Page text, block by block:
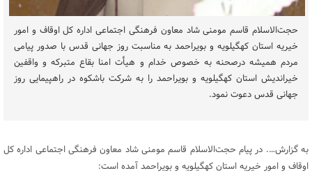
حجت‌الاسلام قاسم مومنی شاد معاون فرهنگی اجتماعی اداره کل اوقاف و امور
خیریه استان کهگیلویه و بویراحمد به مناسبت روز جهانی قدس با صدور پیامی
مردم همیشه درصحنه به خصوص خدام و هیأت امنا بقاع متبرکه و واقفین
خیراندیش استان کهگیلویه و بویراحمد را به شرکت باشکوه در راهپیمایی روز
جهانی قدس دعوت نمود.
به گزارش…. در پیام حجت‌الاسلام قاسم مومنی شاد معاون فرهنگی اجتماعی اداره کل
اوقاف و امور خیریه استان کهگیلویه و بویراحمد آمده است: